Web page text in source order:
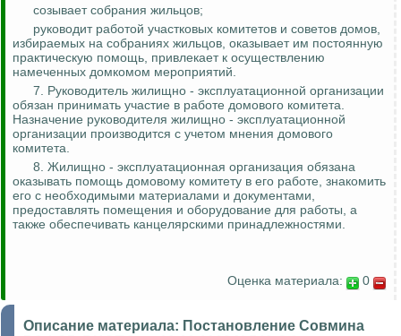
созывает собрания жильцов;
руководит работой участковых комитетов и советов домов,
избираемых на собраниях жильцов, оказывает им постоянную
практическую помощь, привлекает к осуществлению
намеченных домкомом мероприятий.
7. Руководитель жилищно - эксплуатационной организации
обязан принимать участие в работе домового комитета.
Назначение руководителя жилищно - эксплуатационной
организации производится с учетом мнения домового
комитета.
8. Жилищно - эксплуатационная организация обязана
оказывать помощь домовому комитету в его работе, знакомить
его с необходимыми материалами и документами,
предоставлять помещения и оборудование для работы, а
также обеспечивать канцелярскими принадлежностями.
Оценка материала: 0
Описание материала: Постановление Совмина